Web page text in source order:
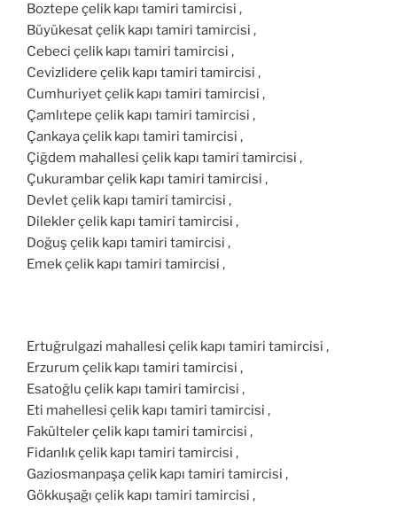
Boztepe çelik kapı tamiri tamircisi ,
Büyükesat çelik kapı tamiri tamircisi ,
Cebeci çelik kapı tamiri tamircisi ,
Cevizlidere çelik kapı tamiri tamircisi ,
Cumhuriyet çelik kapı tamiri tamircisi ,
Çamlıtepe çelik kapı tamiri tamircisi ,
Çankaya çelik kapı tamiri tamircisi ,
Çiğdem mahallesi çelik kapı tamiri tamircisi ,
Çukurambar çelik kapı tamiri tamircisi ,
Devlet çelik kapı tamiri tamircisi ,
Dilekler çelik kapı tamiri tamircisi ,
Doğuş çelik kapı tamiri tamircisi ,
Emek çelik kapı tamiri tamircisi ,
Ertuğrulgazi mahallesi çelik kapı tamiri tamircisi ,
Erzurum çelik kapı tamiri tamircisi ,
Esatoğlu çelik kapı tamiri tamircisi ,
Eti mahellesi çelik kapı tamiri tamircisi ,
Fakülteler çelik kapı tamiri tamircisi ,
Fidanlık çelik kapı tamiri tamircisi ,
Gaziosmanpaşa çelik kapı tamiri tamircisi ,
Gökkuşağı çelik kapı tamiri tamircisi ,